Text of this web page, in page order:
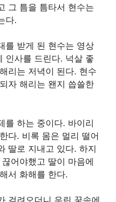
그 틈을 틈타서 현수는
다.
를 받게 된 현수는 영상
인사를 드린다. 넉살 좋
리는 저녁이 된다. 현수
자 해리는 왠지 씁쓸한
를 하는 중이다. 바이리
다. 비록 몸은 멀리 떨어
딸로 지내고 있다. 하지
어야했고 딸이 마음에
서 화해를 한다.
걸려오더니 우린 꿈속에